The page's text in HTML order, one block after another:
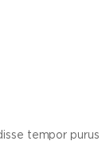
tempor